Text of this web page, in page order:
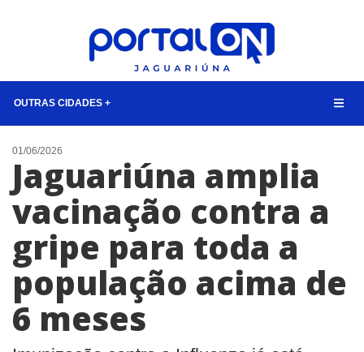
OUTRAS CIDADES +
NOTÍCIAS
LISTA DIGITAL
CONTATO
ANUNCIE
BUSCAR
01/06/2026
Jaguariúna amplia
vacinação contra a
gripe para toda a
população acima de
6 meses